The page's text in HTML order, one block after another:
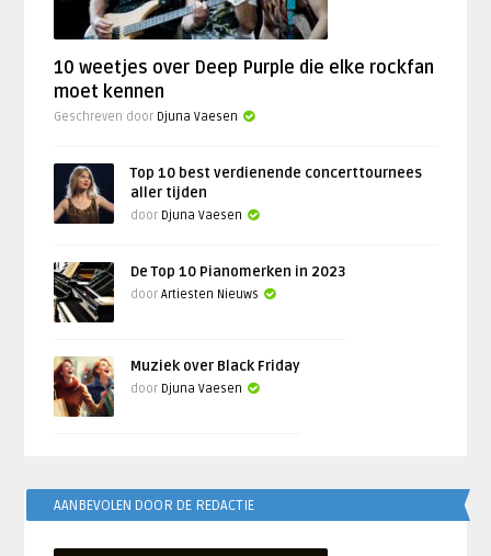
10 weetjes over Deep Purple die elke rockfan
moet kennen
Geschreven door Djuna Vaesen
Top 10 best verdienende concerttournees
aller tijden
door Djuna Vaesen
De Top 10 Pianomerken in 2023
doorArtiesten Nieuws
Muziek over Black Friday
door Djuna Vaesen
AANBEVOLEN DOOR DE REDACTIE